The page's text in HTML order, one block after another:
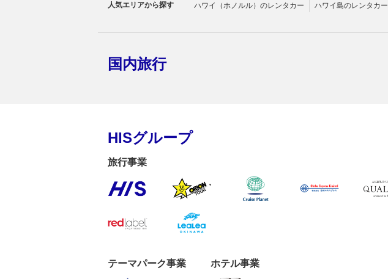
人気エリアから探す ハワイ（ホノルル）のレンタカー ハワイ島のレンタカー
国内旅行
HISグループ
旅行事業
テーマパーク事業 ホテル事業